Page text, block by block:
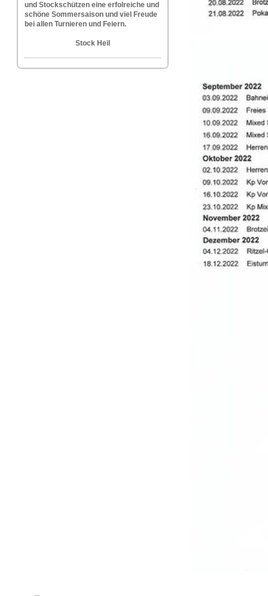
und Stockschützen eine erfolreiche und
schöne Sommersaison und viel Freude
bei allen Turnieren und Feiern.
Stock Heil